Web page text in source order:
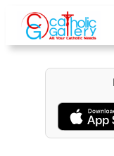
content